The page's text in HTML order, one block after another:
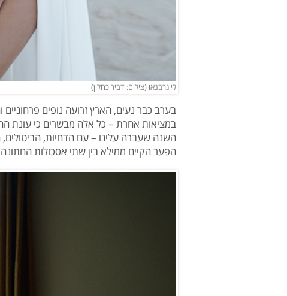
לי גרבנאו (צילום: דביר כחלון)
בערב כבר נעים, הארץ זרועה נופים
במציאות אחרת – כל אלה מבשרים כי עונת
השנה שעברה עלינו – עם הדחיות,
הפער הקיים ממילא בין שתי אסכולות